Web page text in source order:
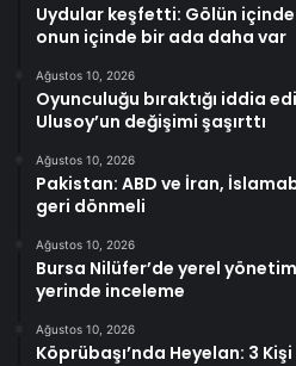
Uydular keşfetti: Gölün
onun içinde bir ada daha var
Ağustos 10, 2026
Oyunculuğu bıraktığı iddia
Ulusoy’un değişimi şaşırttı
Ağustos 10, 2026
Pakistan: ABD ve İran,
geri dönmeli
Ağustos 10, 2026
Bursa Nilüfer’de yerel
yerinde inceleme
Ağustos 10, 2026
Köprübaşı’nda Heyelan: 3 Kişi